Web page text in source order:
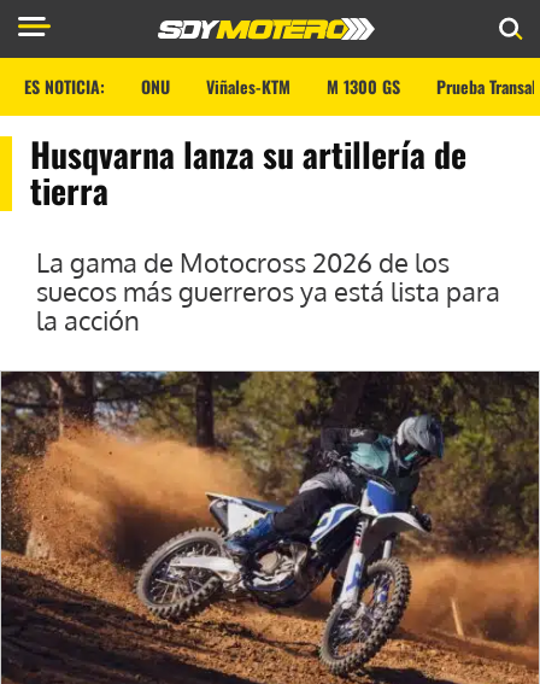
ES NOTICIA: ONU Viñales-KTM M 1300 GS Prueba
Husqvarna lanza su artillería de
tierra
La gama de Motocross 2026 de los
suecos más guerreros ya está lista para
la acción